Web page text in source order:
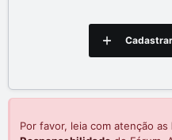
Cadastrar
Por favor, leia com atenção as